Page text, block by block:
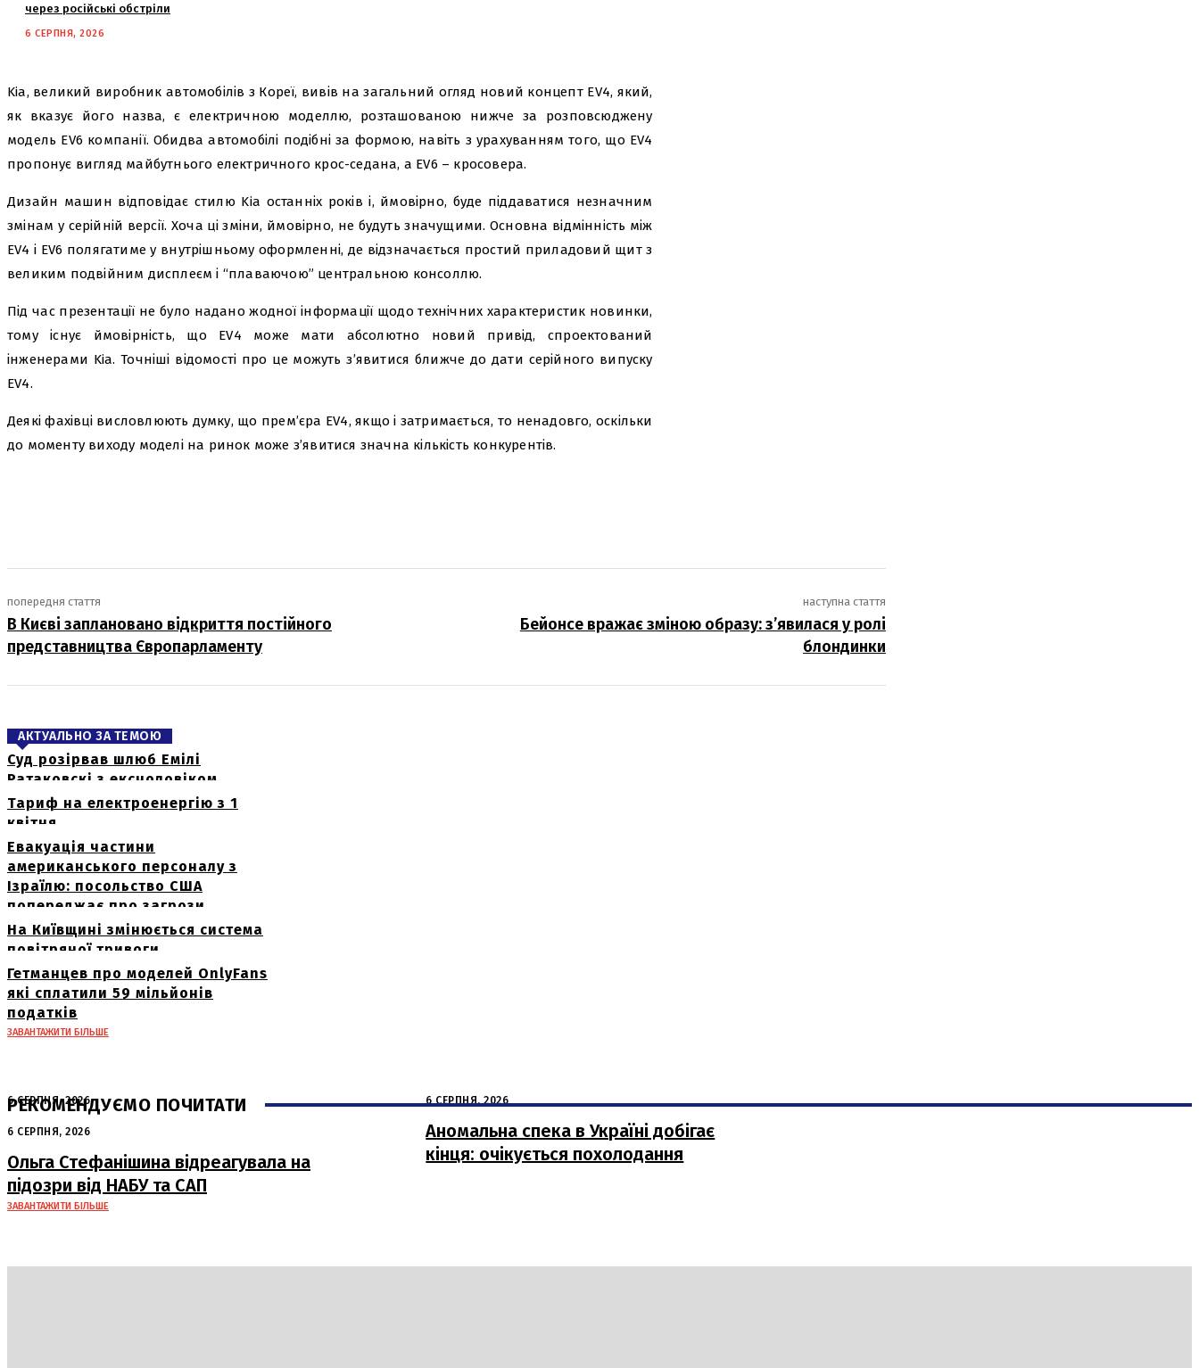
через російські обстріли
6 СЕРПНЯ, 2026
Kia, великий виробник автомобілів з Кореї, вивів на загальний огляд новий концепт EV4, який,
як вказує його назва, є електричною моделлю, розташованою нижче за розповсюджену
модель EV6 компанії. Обидва автомобілі подібні за формою, навіть з урахуванням того, що EV4
пропонує вигляд майбутнього електричного крос-седана, а EV6 – кросовера.
Дизайн машин відповідає стилю Kia останніх років і, ймовірно, буде піддаватися незначним
змінам у серійній версії. Хоча ці зміни, ймовірно, не будуть значущими. Основна відмінність між
EV4 і EV6 полягатиме у внутрішньому оформленні, де відзначається простий приладовий щит з
великим подвійним дисплеєм і “плаваючою” центральною консоллю.
Під час презентації не було надано жодної інформації щодо технічних характеристик новинки,
тому існує ймовірність, що EV4 може мати абсолютно новий привід, спроектований
інженерами Kia. Точніші відомості про це можуть з’явитися ближче до дати серійного випуску
EV4.
Деякі фахівці висловлюють думку, що прем’єра EV4, якщо і затримається, то ненадовго, оскільки
до моменту виходу моделі на ринок може з’явитися значна кількість конкурентів.
попередня стаття
В Києві заплановано відкриття постійного
представництва Європарламенту
наступна стаття
Бейонсе вражає зміною образу: з’явилася у ролі
блондинки
АКТУАЛЬНО ЗА ТЕМОЮ
Суд розірвав шлюб Емілі
Ратаковскі з ексчоловіком
Тариф на електроенергію з 1
квітня
Евакуація частини
американського персоналу з
Ізраїлю: посольство США
попереджає про загрози
На Київщині змінюється система
повітряної тривоги
Гетманцев про моделей OnlyFans
які сплатили 59 мільйонів
податків
ЗАВАНТАЖИТИ БІЛЬШЕ
РЕКОМЕНДУЄМО ПОЧИТАТИ
6 СЕРПНЯ, 2026
Нічна атака в Сумах: руйнування та
жертви від російських авіабомб
6 СЕРПНЯ, 2026
Аномальна спека в Україні добігає
кінця: очікується похолодання
6 СЕРПНЯ, 2026
Ольга Стефанішина відреагувала на
підозри від НАБУ та САП
ЗАВАНТАЖИТИ БІЛЬШЕ